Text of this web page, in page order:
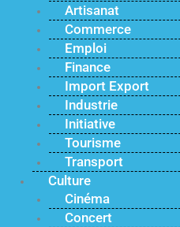
Artisanat
Commerce
Emploi
Finance
Import Export
Industrie
Initiative
Tourisme
Transport
Culture
Cinéma
Concert